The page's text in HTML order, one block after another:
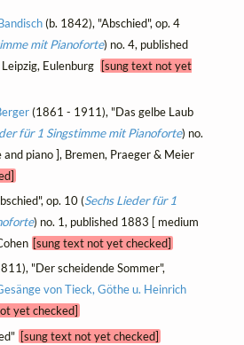
(b. 1842), "Abschied", op. 4
mit Pianoforte) no. 4, published
Eulenburg
[sung text not yet
(1861 - 1911), "Das gelbe Laub
für 1 Singstimme mit Pianoforte) no.
piano ], Bremen, Praeger & Meier
op. 10 (Sechs Lieder für 1
) no. 1, published 1883 [ medium
[sung text not yet checked]
"Der scheidende Sommer",
von Tieck, Göthe u. Heinrich
yet checked]
[sung text not yet checked]